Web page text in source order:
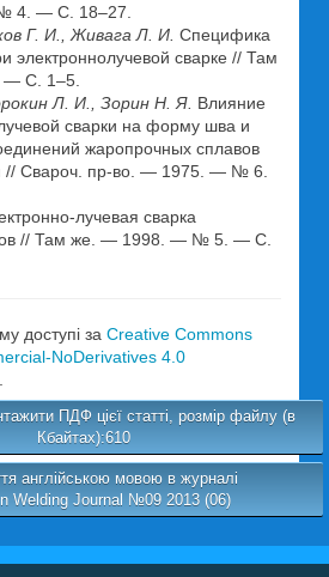
4. — С. 18–27.
Г. И., Живага Л. И. Специфика
электроннолучевой сварке // Там
С. 1–5.
Л. И., Зорин Н. Я. Влияние
сварки на форму шва и
жаропрочных сплавов
// Свароч. пр-во. — 1975. — № 6.
лучевая сварка
// Там же. — 1998. — № 5. — С.
доступі за Creative Commons
NoDerivatives 4.0
ПДФ цієї статті, розмір файлу (в
Кбайтах):610
англійською мовою в журналі
Welding Journal №09 2013 (06)